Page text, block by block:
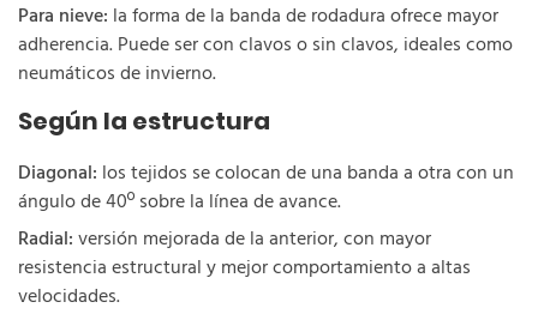
Para nieve: la forma de la banda de rodadura ofrece mayor
adherencia. Puede ser con clavos o sin clavos, ideales como
neumáticos de invierno.
Según la estructura
Diagonal: los tejidos se colocan de una banda a otra con un
ángulo de 40º sobre la línea de avance.
Radial:versión mejorada de la anterior, con mayor
resistencia estructural y mejor comportamiento a altas
velocidades.